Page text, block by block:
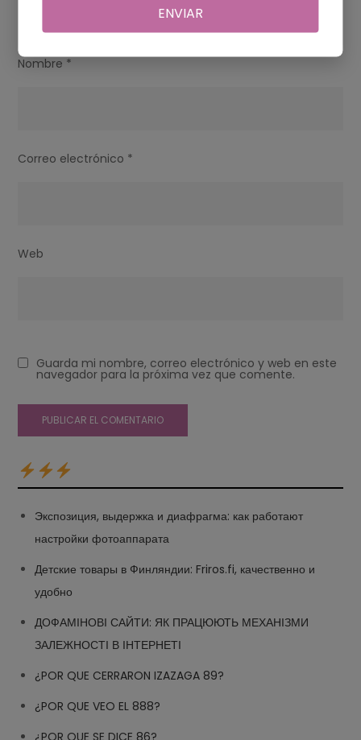
Nombre *
Correo electrónico *
Web
Guarda mi nombre, correo electrónico y web en este
navegador para la próxima vez que comente.
Экспозиция, выдержка и диафрагма: как работают
настройки фотоаппарата
Детские товары в Финляндии: Friros.fi, качественно и
удобно
ДОФАМІНОВІ САЙТИ: ЯК ПРАЦЮЮТЬ МЕХАНІЗМИ
ЗАЛЕЖНОСТІ В ІНТЕРНЕТІ
¿POR QUE CERRARON IZAZAGA 89?
¿POR QUE VEO EL 888?
¿POR QUE SE DICE 86?
ENVIAR